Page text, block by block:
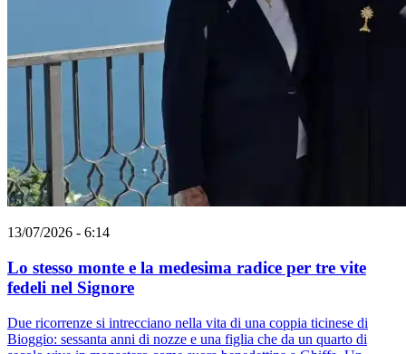
13/07/2026 - 6:14
Lo stesso monte e la medesima radice per tre vite
fedeli nel Signore
Due ricorrenze si intrecciano nella vita di una coppia ticinese di
Bioggio: sessanta anni di nozze e una figlia che da un quarto di